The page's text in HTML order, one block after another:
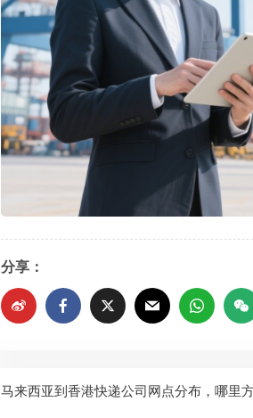
分享：
马来西亚到香港快递公司网点分布，哪里